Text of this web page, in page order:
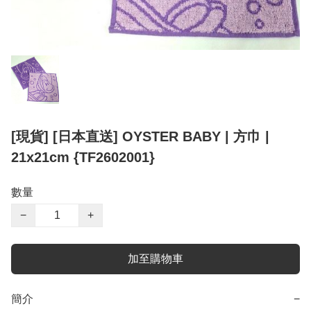
[現貨] [日本直送] OYSTER BABY | 方巾 |
21x21cm {TF2602001}
數量
−
+
加至購物車
簡介 −